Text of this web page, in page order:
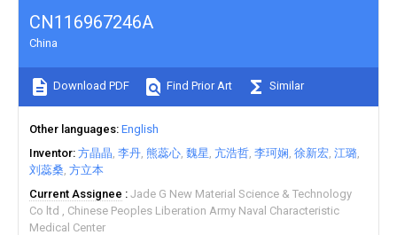
CN116967246A
China
Download PDF Find Prior Art Similar
Other languages English
Inventor 方晶晶 李丹 熊蕊心 魏星 亢浩哲 李珂娴 徐新宏 江璐
刘蕊桑 方立本
Current Assignee
Jade G New Material Science & Technology
Co ltd
Chinese Peoples Liberation Army Naval Characteristic
Medical Center